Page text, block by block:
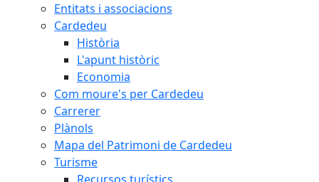
Entitats i associacions
Cardedeu
Història
L'apunt històric
Economia
Com moure's per Cardedeu
Carrerer
Plànols
Mapa del Patrimoni de Cardedeu
Turisme